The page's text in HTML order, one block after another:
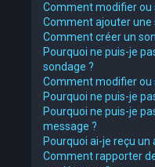
Comment modifier ou
Comment ajouter une
Comment créer un
Pourquoi ne puis-je
sondage ?
Comment modifier ou
Pourquoi ne puis-je
Pourquoi ne puis-je
message ?
Pourquoi ai-je reçu
Comment rapporter